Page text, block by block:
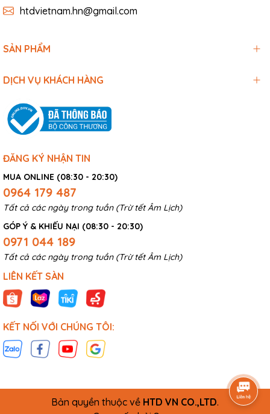
htdvietnam.hn@gmail.com
SẢN PHẨM
DỊCH VỤ KHÁCH HÀNG
ĐĂNG KÝ NHẬN TIN
MUA ONLINE (08:30 - 20:30)
0964 179 487
Tất cả các ngày trong tuần (Trừ tết Âm Lịch)
GÓP Ý & KHIẾU NẠI (08:30 - 20:30)
0971 044 189
Tất cả các ngày trong tuần (Trừ tết Âm Lịch)
LIÊN KẾT SÀN
KẾT NỐI VỚI CHÚNG TÔI:
Bản quyền thuộc về HTD VN CO.,LTD.